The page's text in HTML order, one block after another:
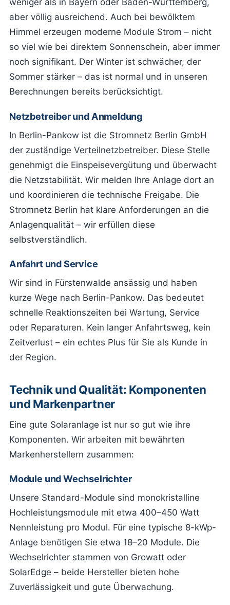
weniger als in Bayern oder Baden-Württemberg,
aber völlig ausreichend. Auch bei bewölktem
Himmel erzeugen moderne Module Strom – nicht
so viel wie bei direktem Sonnenschein, aber immer
noch signifikant. Der Winter ist schwächer, der
Sommer stärker – das ist normal und in unseren
Berechnungen bereits berücksichtigt.
Netzbetreiber und Anmeldung
In Berlin-Pankow ist die Stromnetz Berlin GmbH
der zuständige Verteilnetzbetreiber. Diese Stelle
genehmigt die Einspeisevergütung und überwacht
die Netzstabilität. Wir melden Ihre Anlage dort an
und koordinieren die technische Freigabe. Die
Stromnetz Berlin hat klare Anforderungen an die
Anlagenqualität – wir erfüllen diese
selbstverständlich.
Anfahrt und Service
Wir sind in Fürstenwalde ansässig und haben
kurze Wege nach Berlin-Pankow. Das bedeutet
schnelle Reaktionszeiten bei Wartung, Service
oder Reparaturen. Kein langer Anfahrtsweg, kein
Zeitverlust – ein echtes Plus für Sie als Kunde in
der Region.
Technik und Qualität: Komponenten
und Markenpartner
Eine gute Solaranlage ist nur so gut wie ihre
Komponenten. Wir arbeiten mit bewährten
Markenherstellern zusammen:
Module und Wechselrichter
Unsere Standard-Module sind monokristalline
Hochleistungsmodule mit etwa 400–450 Watt
Nennleistung pro Modul. Für eine typische 8-kWp-
Anlage benötigen Sie etwa 18–20 Module. Die
Wechselrichter stammen von Growatt oder
SolarEdge – beide Hersteller bieten hohe
Zuverlässigkeit und gute Überwachung.